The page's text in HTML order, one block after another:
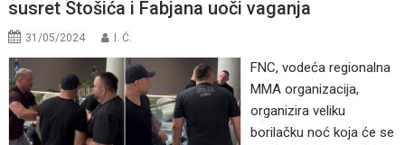
susret Stošića i Fabjana uoči vaganja
31/05/2024 I. Ć.
FNC, vodeća regionalna
MMA organizacija,
organizira veliku
borilačku noć koja će se